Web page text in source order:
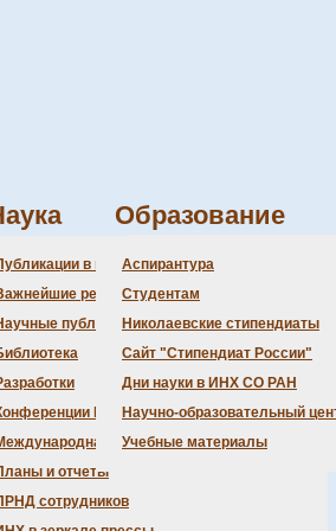
Администрация
Бланки
История Института
Локальные акты
Противодействие
Документация
Состав совета
Повестка дня заседаний
Информация ученого
Состав совета
Даты защит диссертаций
Шифры специальностей
Объявления о защитах
Предварительное
Состав СНМ
Новости науки
Награды
в ведущих журналах
результаты
публикации сотрудников
Института
деятельность
и отчеты
сотрудников
Образование
Аспирантура
Студентам
Николаевские стипендиаты
Сайт "Стипендиат России"
Дни науки в ИНХ СО РАН
Научно-образовательный
Учебные материалы